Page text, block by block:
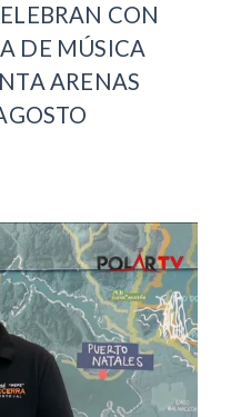
CON
DE MÚSICA
ARENAS